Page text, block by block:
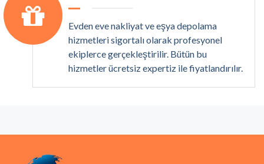
Evden eve nakliyat ve eşya depolama
hizmetleri sigortalı olarak profesyonel
ekiplerce gerçekleştirilir. Bütün bu
hizmetler ücretsiz expertiz ile fiyatlandırılır.